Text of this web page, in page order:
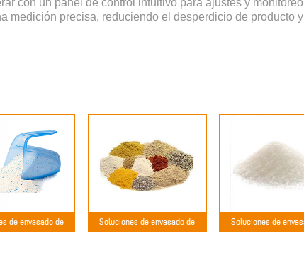
medición precisa, reduciendo el desperdicio de producto
de envasado de Soluciones de envasado de Soluciones de